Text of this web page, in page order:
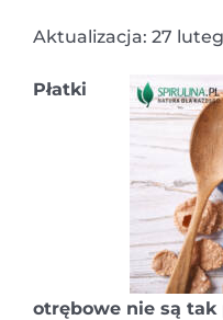
Aktualizacja: 27
Płatki
otrębowe nie są tak